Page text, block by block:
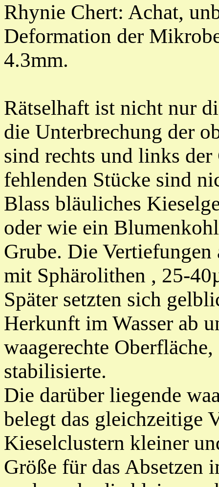
Rhynie Chert: Achat,
Deformation der
4.3mm.
Rätselhaft ist nicht nur
die Unterbrechung der
sind rechts und links der
fehlenden Stücke sind
Blass bläuliches
oder wie ein
Grube. Die
mit Sphärolithen , 25-
Später setzten sich
Herkunft im Wasser ab
waagerechte
stabilisierte.
Die darüber liegende
belegt das gleichzeitige
Kieselclustern kleiner
Größe für das Absetzen